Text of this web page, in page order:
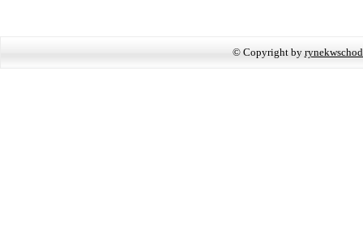
© Copyright by